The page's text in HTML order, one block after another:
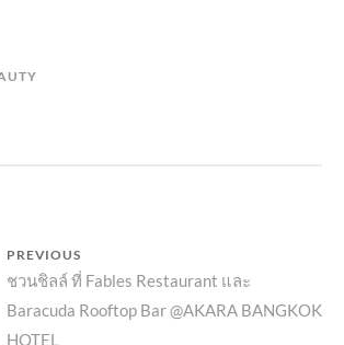
PREVIOUS
ชวนชิลล์ ที่ Fables​ Restaurant และ
Baracuda Rooftop Bar @AKARA BANGKOK
HOTEL